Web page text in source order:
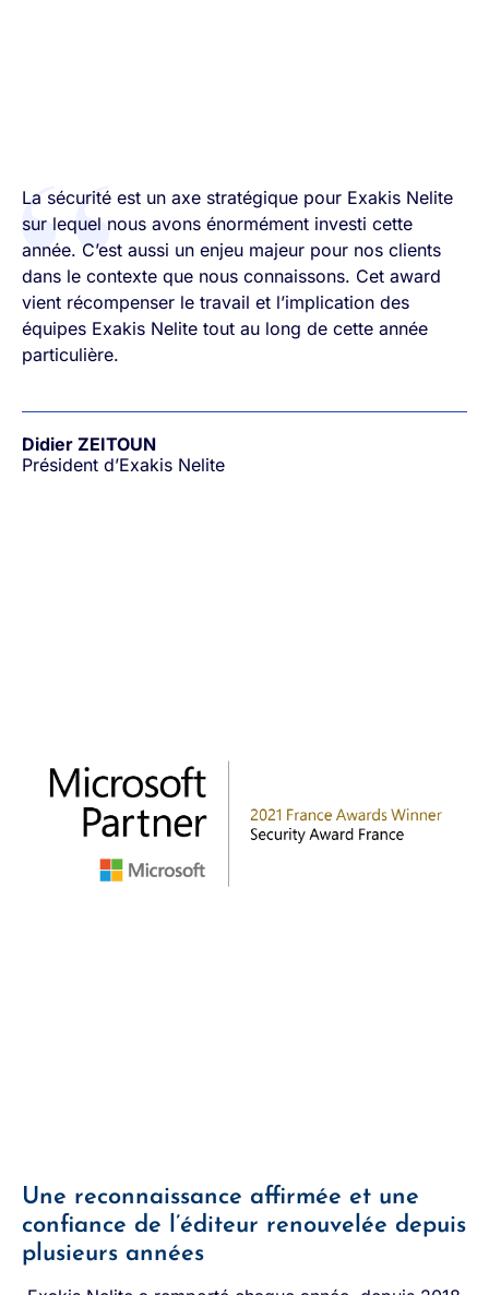
La sécurité est un axe stratégique pour Exakis Nelite
sur lequel nous avons énormément investi cette
année. C’est aussi un enjeu majeur pour nos clients
dans le contexte que nous connaissons. Cet award
vient récompenser le travail et l’implication des
équipes Exakis Nelite tout au long de cette année
particulière.
Didier ZEITOUN
Président d’Exakis Nelite
Une reconnaissance affirmée et une
confiance de l’éditeur renouvelée depuis
plusieurs années